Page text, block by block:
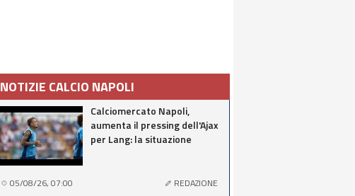
NOTIZIE CALCIO NAPOLI
Calciomercato Napoli,
aumenta il pressing dell'Ajax
per Lang: la situazione
05/08/26, 07:00 REDAZIONE